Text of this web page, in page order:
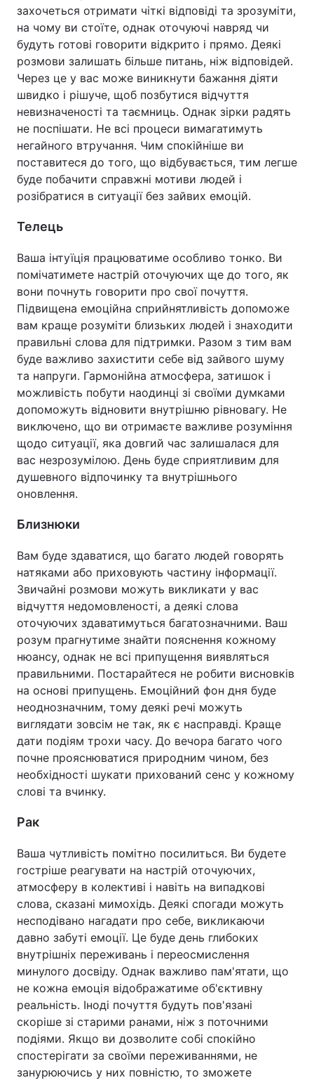
захочеться отримати чіткі відповіді та зрозуміти,
на чому ви стоїте, однак оточуючі навряд чи
будуть готові говорити відкрито і прямо. Деякі
розмови залишать більше питань, ніж відповідей.
Через це у вас може виникнути бажання діяти
швидко і рішуче, щоб позбутися відчуття
невизначеності та таємниць. Однак зірки радять
не поспішати. Не всі процеси вимагатимуть
негайного втручання. Чим спокійніше ви
поставитеся до того, що відбувається, тим легше
буде побачити справжні мотиви людей і
розібратися в ситуації без зайвих емоцій.
Телець
Ваша інтуїція працюватиме особливо тонко. Ви
помічатимете настрій оточуючих ще до того, як
вони почнуть говорити про свої почуття.
Підвищена емоційна сприйнятливість допоможе
вам краще розуміти близьких людей і знаходити
правильні слова для підтримки. Разом з тим вам
буде важливо захистити себе від зайвого шуму
та напруги. Гармонійна атмосфера, затишок і
можливість побути наодинці зі своїми думками
допоможуть відновити внутрішню рівновагу. Не
виключено, що ви отримаєте важливе розуміння
щодо ситуації, яка довгий час залишалася для
вас незрозумілою. День буде сприятливим для
душевного відпочинку та внутрішнього
оновлення.
Близнюки
Вам буде здаватися, що багато людей говорять
натяками або приховують частину інформації.
Звичайні розмови можуть викликати у вас
відчуття недомовленості, а деякі слова
оточуючих здаватимуться багатозначними. Ваш
розум прагнутиме знайти пояснення кожному
нюансу, однак не всі припущення виявляться
правильними. Постарайтеся не робити висновків
на основі припущень. Емоційний фон дня буде
неоднозначним, тому деякі речі можуть
виглядати зовсім не так, як є насправді. Краще
дати подіям трохи часу. До вечора багато чого
почне прояснюватися природним чином, без
необхідності шукати прихований сенс у кожному
слові та вчинку.
Рак
Ваша чутливість помітно посилиться. Ви будете
гостріше реагувати на настрій оточуючих,
атмосферу в колективі і навіть на випадкові
слова, сказані мимохідь. Деякі спогади можуть
несподівано нагадати про себе, викликаючи
давно забуті емоції. Це буде день глибоких
внутрішніх переживань і переосмислення
минулого досвіду. Однак важливо пам'ятати, що
не кожна емоція відображатиме об'єктивну
реальність. Іноді почуття будуть пов'язані
скоріше зі старими ранами, ніж з поточними
подіями. Якщо ви дозволите собі спокійно
спостерігати за своїми переживаннями, не
занурюючись у них повністю, то зможете